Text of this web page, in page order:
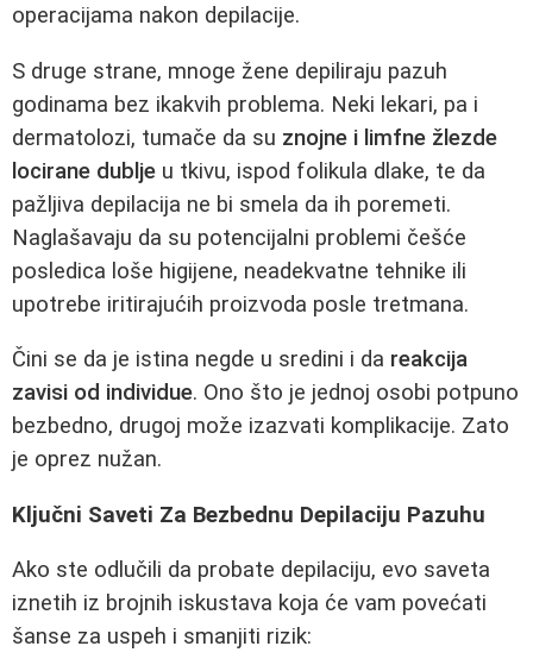
operacijama nakon depilacije.
S druge strane, mnoge žene depiliraju pazuh
godinama bez ikakvih problema. Neki lekari, pa i
dermatolozi, tumače da su znojne i limfne žlezde
locirane dublje u tkivu, ispod folikula dlake, te da
pažljiva depilacija ne bi smela da ih poremeti.
Naglašavaju da su potencijalni problemi češće
posledica loše higijene, neadekvatne tehnike ili
upotrebe iritirajućih proizvoda posle tretmana.
Čini se da je istina negde u sredini i da reakcija
zavisi od individue. Ono što je jednoj osobi potpuno
bezbedno, drugoj može izazvati komplikacije. Zato
je oprez nužan.
Ključni Saveti Za Bezbednu Depilaciju Pazuhu
Ako ste odlučili da probate depilaciju, evo saveta
iznetih iz brojnih iskustava koja će vam povećati
šanse za uspeh i smanjiti rizik: